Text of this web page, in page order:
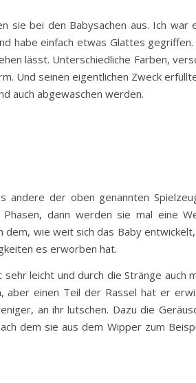
sie bei den Babysachen aus. Ich war
habe einfach etwas Glattes gegriffen.
lässt. Unterschiedliche Farben,
Und seinen eigentlichen Zweck
auch abgewaschen werden.
der oben genannten
dann werden sie mal eine
wie weit sich das Baby
es erworben hat.
leicht und durch die Stränge auch
aber einen Teil der Rassel hat er
an ihr lutschen. Dazu die
dem sie aus dem Wipper zum